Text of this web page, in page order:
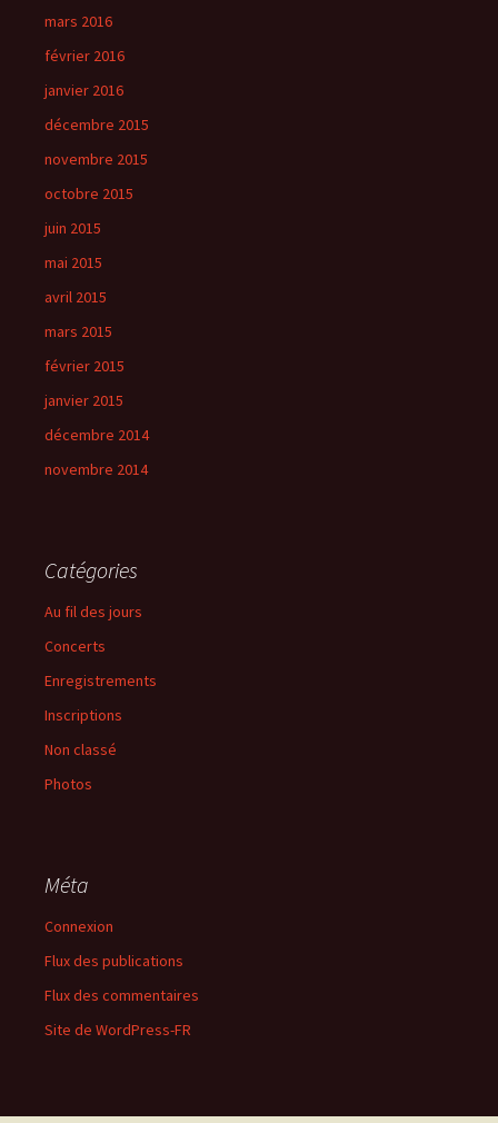
mars 2016
février 2016
janvier 2016
décembre 2015
novembre 2015
octobre 2015
juin 2015
mai 2015
avril 2015
mars 2015
février 2015
janvier 2015
décembre 2014
novembre 2014
Catégories
Au fil des jours
Concerts
Enregistrements
Inscriptions
Non classé
Photos
Méta
Connexion
Flux des publications
Flux des commentaires
Site de WordPress-FR